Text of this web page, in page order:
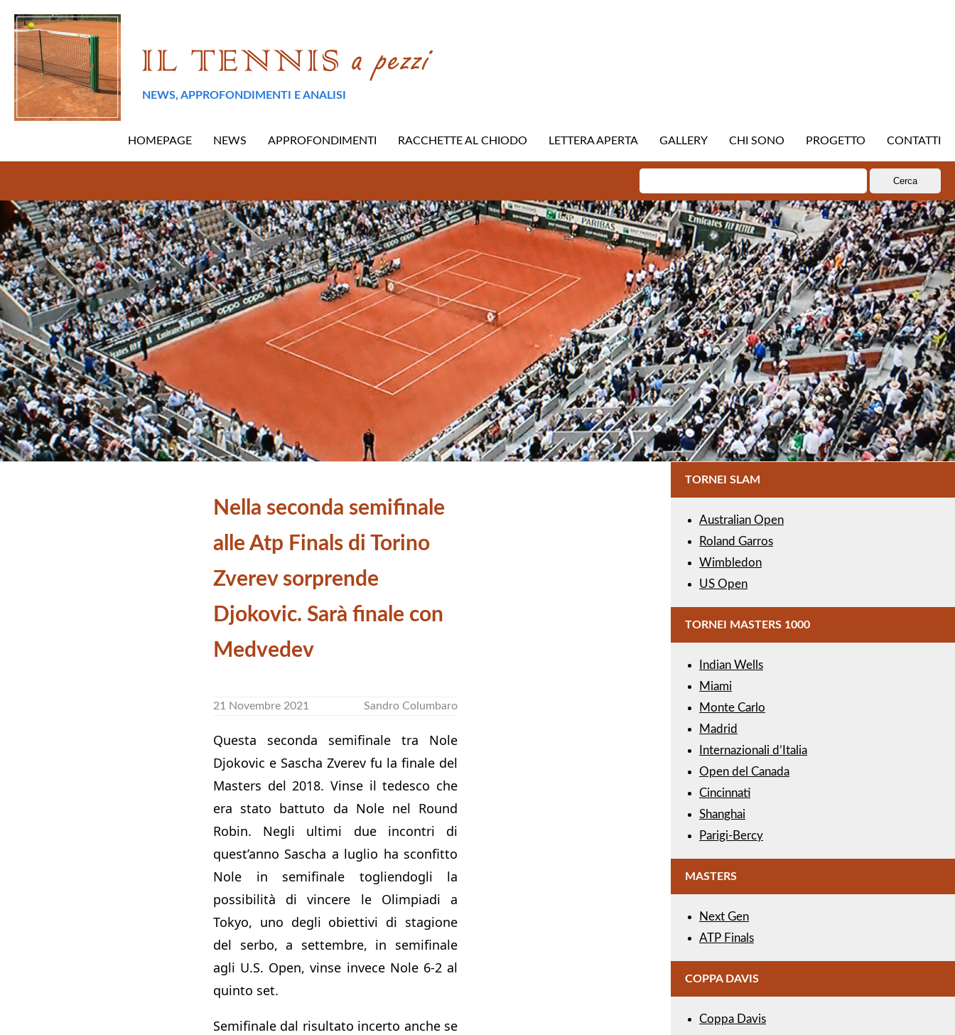
NEWS, APPROFONDIMENTI E ANALISI
HOMEPAGE NEWS APPROFONDIMENTI RACCHETTE AL CHIODO LETTERA APERTA GALLERY CHI SONO PROGETTO CONTATTI
per:
Nella seconda semifinale
alle Atp Finals di Torino
Zverev sorprende
Djokovic. Sarà finale con
Medvedev
21 Novembre 2021 Sandro Columbaro
Questa seconda semifinale tra Nole
Djokovic e Sascha Zverev fu la finale del
Masters del 2018. Vinse il tedesco che
era stato battuto da Nole nel Round
Robin. Negli ultimi due incontri di
quest’anno Sascha a luglio ha sconfitto
Nole in semifinale togliendogli la
possibilità di vincere le Olimpiadi a
Tokyo, uno degli obiettivi di stagione
del serbo, a settembre, in semifinale
agli U.S. Open, vinse invece Nole 6-2 al
quinto set.
Semifinale dal risultato incerto anche se
TORNEI SLAM
Australian Open
Roland Garros
Wimbledon
US Open
TORNEI MASTERS 1000
Indian Wells
Miami
Monte Carlo
Madrid
Internazionali d’Italia
Open del Canada
Cincinnati
Shanghai
Parigi-Bercy
MASTERS
Next Gen
ATP Finals
COPPA DAVIS
Coppa Davis